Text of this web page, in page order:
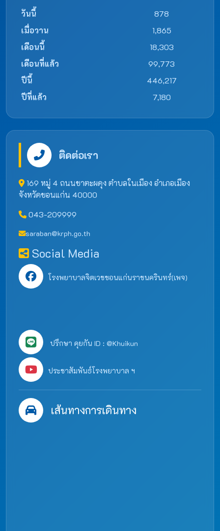
วันนี้
878
เมื่อวาน
1,865
เดือนนี้
18,303
เดือนที่แล้ว
99,773
ปีนี้
446,217
ปีที่แล้ว
7,180
ติดต่อเรา
169 หมู่ 4 ถนนชาตะผดุง ตำบลในเมือง อำเภอเมือง
จังหวัดขอนแก่น 40000
043-209999
saraban@krph.go.th
Social Media
โรงพยาบาลจิตเวชขอนแก่นราชนครินทร์(เพจ)
ปรึกษา คุยกัน ID : @Khuikun
ประชาสัมพันธ์โรงพยาบาล ฯ
เส้นทางการเดินทาง